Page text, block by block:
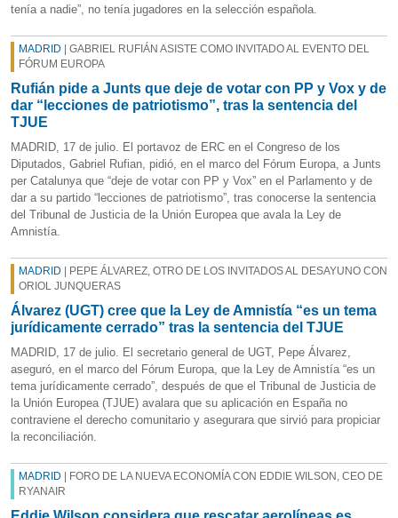
tenía a nadie”, no tenía jugadores en la selección española.
MADRID | GABRIEL RUFIÁN ASISTE COMO INVITADO AL EVENTO DEL
FÓRUM EUROPA
Rufián pide a Junts que deje de votar con PP y Vox y de
dar “lecciones de patriotismo”, tras la sentencia del
TJUE
MADRID, 17 de julio. El portavoz de ERC en el Congreso de los
Diputados, Gabriel Rufian, pidió, en el marco del Fórum Europa, a Junts
per Catalunya que “deje de votar con PP y Vox” en el Parlamento y de
dar a su partido “lecciones de patriotismo”, tras conocerse la sentencia
del Tribunal de Justicia de la Unión Europea que avala la Ley de
Amnistía.
MADRID | PEPE ÁLVAREZ, OTRO DE LOS INVITADOS AL DESAYUNO CON
ORIOL JUNQUERAS
Álvarez (UGT) cree que la Ley de Amnistía “es un tema
jurídicamente cerrado” tras la sentencia del TJUE
MADRID, 17 de julio. El secretario general de UGT, Pepe Álvarez,
aseguró, en el marco del Fórum Europa, que la Ley de Amnistía “es un
tema jurídicamente cerrado”, después de que el Tribunal de Justicia de
la Unión Europea (TJUE) avalara que su aplicación en España no
contraviene el derecho comunitario y asegurara que sirvió para propiciar
la reconciliación.
MADRID | FORO DE LA NUEVA ECONOMÍA CON EDDIE WILSON, CEO DE
RYANAIR